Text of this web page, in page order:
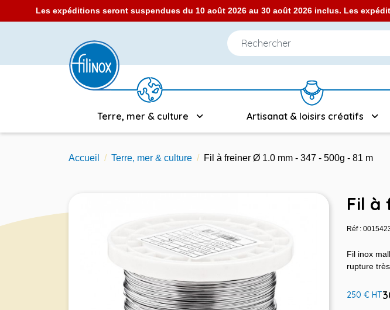
Les expéditions seront suspendues du 10 août 2026 au 30 août 2026 inclus. Les
Terre, mer & culture Artisanat & loisirs créatifs
Accueil Terre, mer & culture Fil à freiner Ø 1.0 mm - 347 - 500g - 81 m
Fil à
Réf :
Fil inox
rupture
250 € HT